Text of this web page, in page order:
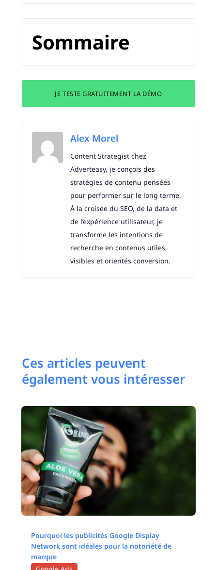
Sommaire
JE TESTE GRATUITEMENT LA DÉMO
Alex Morel
Content Strategist chez
Adverteasy, je conçois des
stratégies de contenu pensées
pour performer sur le long terme.
À la croisée du SEO, de la data et
de l’expérience utilisateur, je
transforme les intentions de
recherche en contenus utiles,
visibles et orientés conversion.
Ces articles peuvent
également vous intéresser
Pourquoi les publicités Google Display
Network sont idéales pour la notoriété de
marque